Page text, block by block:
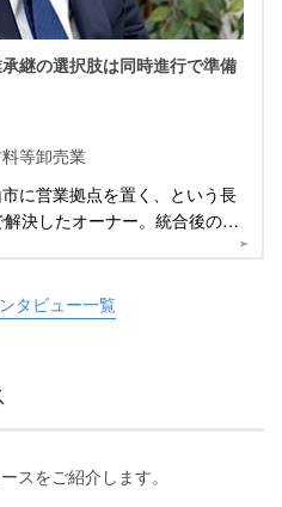
継の選択肢は同時進行で準備
等卸売業
に営業拠点を置く、という長
決したオーナー。統合後のプ
タビュー一覧
スをご紹介します。